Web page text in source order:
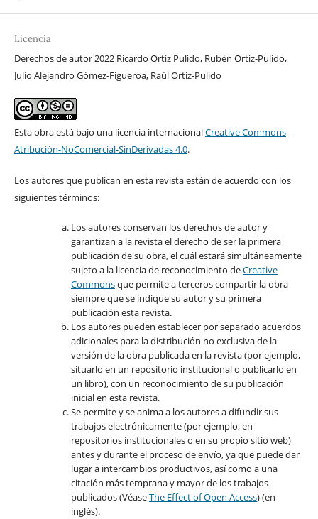
Licencia
Derechos de autor 2022 Ricardo Ortiz Pulido, Rubén Ortiz-Pulido,
Julio Alejandro Gómez-Figueroa, Raúl Ortiz-Pulido
Esta obra está bajo una licencia internacionalCreative Commons
Atribución-NoComercial-SinDerivadas 4.0.
Los autores que publican en esta revista están de acuerdo con los
siguientes términos:
Los autores conservan los derechos de autor y
garantizan a la revista el derecho de ser la primera
publicación de su obra, el cuál estará simultáneamente
sujeto a la licencia de reconocimiento deCreative
Commonsque permite a terceros compartir la obra
siempre que se indique su autor y su primera
publicación esta revista.
Los autores pueden establecer por separado acuerdos
adicionales para la distribución no exclusiva de la
versión de la obra publicada en la revista (por ejemplo,
situarlo en un repositorio institucional o publicarlo en
un libro), con un reconocimiento de su publicación
inicial en esta revista.
Se permite y se anima a los autores a difundir sus
trabajos electrónicamente (por ejemplo, en
repositorios institucionales o en su propio sitio web)
antes y durante el proceso de envío, ya que puede dar
lugar a intercambios productivos, así como a una
citación más temprana y mayor de los trabajos
publicados (VéaseThe Effect of Open Access) (en
inglés).